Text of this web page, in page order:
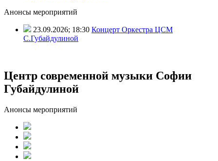
Анонсы мероприятий
23.09.2026; 18:30 Концерт Оркестра ЦСМ
С.Губайдулиной
Центр современной музыки Софии
Губайдулиной
Анонсы мероприятий